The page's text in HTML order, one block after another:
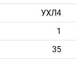
УХЛ4
1
35